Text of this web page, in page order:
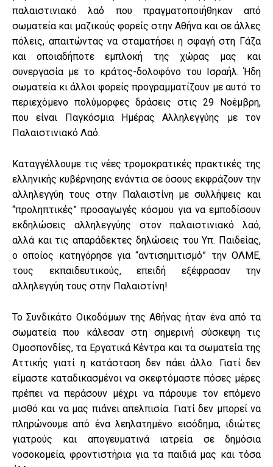
παλαιστινιακό λαό που πραγματοποιήθηκαν από
σωματεία και μαζικούς φορείς στην Αθήνα και σε άλλες
πόλεις, απαιτώντας να σταματήσει η σφαγή στη Γάζα
και οποιαδήποτε εμπλοκή της χώρας μας και
συνεργασία με το κράτος-δολοφόνο του Ισραήλ. Ήδη
σωματεία κι άλλοι φορείς προγραμματίζουν με αυτό το
περιεχόμενο πολύμορφες δράσεις στις 29 Νοέμβρη,
που είναι Παγκόσμια Ημέρας Αλληλεγγύης με τον
Παλαιστινιακό Λαό.
Καταγγέλλουμε τις νέες τρομοκρατικές πρακτικές της
ελληνικής κυβέρνησης ενάντια σε όσους εκφράζουν την
αλληλεγγύη τους στην Παλαιστίνη με συλλήψεις και
“προληπτικές” προσαγωγές κόσμου για να εμποδίσουν
εκδηλώσεις αλληλεγγύης στον παλαιστινιακό λαό,
αλλά και τις απαράδεκτες δηλώσεις του Υπ. Παιδείας,
ο οποίος κατηγόρησε για “αντισημιτισμό” την ΟΛΜΕ,
τους εκπαιδευτικούς, επειδή εξέφρασαν την
αλληλεγγύη τους στην Παλαιστίνη!
Το Συνδικάτο Οικοδόμων της Αθήνας ήταν ένα από τα
σωματεία που κάλεσαν στη σημερινή σύσκεψη τις
Ομοσπονδίες, τα Εργατικά Κέντρα και τα σωματεία της
Αττικής γιατί η κατάσταση δεν πάει άλλο. Γιατί δεν
είμαστε καταδικασμένοι να σκεφτόμαστε πόσες μέρες
πρέπει να περάσουν μέχρι να πάρουμε τον επόμενο
μισθό και να μας πιάνει απελπισία. Γιατί δεν μπορεί να
πληρώνουμε από ένα λεηλατημένο εισόδημα, ιδιώτες
γιατρούς και απογευματινά ιατρεία σε δημόσια
νοσοκομεία, φροντιστήρια για τα παιδιά μας και τόσα